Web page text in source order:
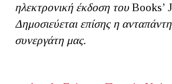
ηλεκτρονική έκδοση του Βοοks’
Δημοσιεύεται επίσης η
συνεργάτη μας.